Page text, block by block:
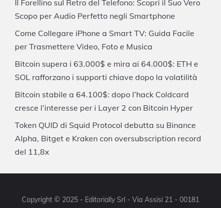
Il Forellino sul Retro del Telefono: Scopri il Suo Vero
Scopo per Audio Perfetto negli Smartphone
Come Collegare iPhone a Smart TV: Guida Facile
per Trasmettere Video, Foto e Musica
Bitcoin supera i 63.000$ e mira ai 64.000$: ETH e
SOL rafforzano i supporti chiave dopo la volatilità
Bitcoin stabile a 64.100$: dopo l’hack Coldcard
cresce l’interesse per i Layer 2 con Bitcoin Hyper
Token QUID di Squid Protocol debutta su Binance
Alpha, Bitget e Kraken con oversubscription record
del 11,8x
Copyright © 2025 - Editorially Srl - Via Assisi 21 - 00181